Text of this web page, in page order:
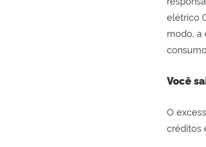
elétrico
modo, a
Você
O
créditos